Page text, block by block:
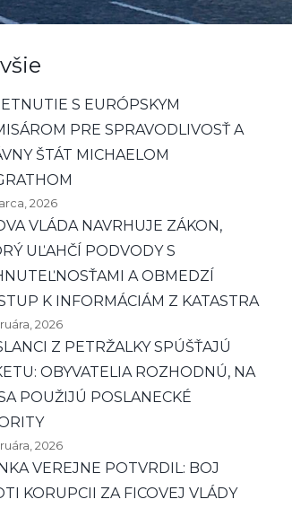
S EURÓPSKYM
PRE SPRAVODLIVOSŤ A
ŠTÁT MICHAELOM
2026
VLÁDA NAVRHUJE ZÁKON,
UĽAHČÍ PODVODY S
A OBMEDZÍ
K INFORMÁCIÁM Z KATASTRA
2026
Z PETRŽALKY SPÚŠŤAJÚ
OBYVATELIA ROZHODNÚ, NA
POUŽIJÚ POSLANECKÉ
2026
VEREJNE POTVRDIL: BOJ
KORUPCII ZA FICOVEJ VLÁDY